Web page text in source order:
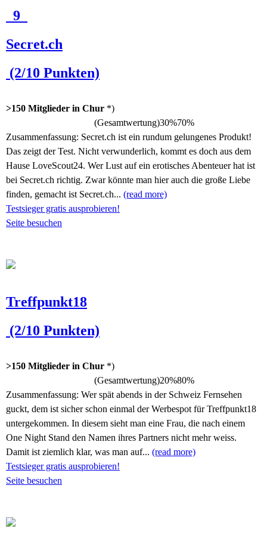
9
Secret.ch
(2/10 Punkten)
>150 Mitglieder in Chur *)
(Gesamtwertung)30%70%
Zusammenfassung: Secret.ch ist ein rundum gelungenes Produkt!
Das zeigt der Test. Nicht verwunderlich, kommt es doch aus dem
Hause LoveScout24. Wer Lust auf ein erotisches Abenteuer hat ist
bei Secret.ch richtig. Zwar könnte man hier auch die große Liebe
finden, gemacht ist Secret.ch... (read more)
Testsieger gratis ausprobieren!
Seite besuchen
Treffpunkt18
(2/10 Punkten)
>150 Mitglieder in Chur *)
(Gesamtwertung)20%80%
Zusammenfassung: Wer spät abends in der Schweiz Fernsehen
guckt, dem ist sicher schon einmal der Werbespot für Treffpunkt18
untergekommen. In diesem sieht man eine Frau, die nach einem
One Night Stand den Namen ihres Partners nicht mehr weiss.
Damit ist ziemlich klar, was man auf... (read more)
Testsieger gratis ausprobieren!
Seite besuchen